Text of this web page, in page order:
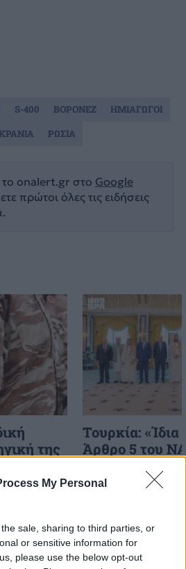
My Personal
sale, sharing to third parties, or
or sensitive information for
please use the below opt-out
της
–
Τουρκία: «Ίδια
Άρθρο 5 του
αμυντική
Σαουδική
onalert.gr στο Google
πρώτοι όλες τις ειδήσεις
S-400 ΒΟΡΟΝΕΖ
ΗΜΙΑΓΩΓΟΙ
ΡΩΣΙΑ
ΔΙΑΦΗΜΙΣΗ